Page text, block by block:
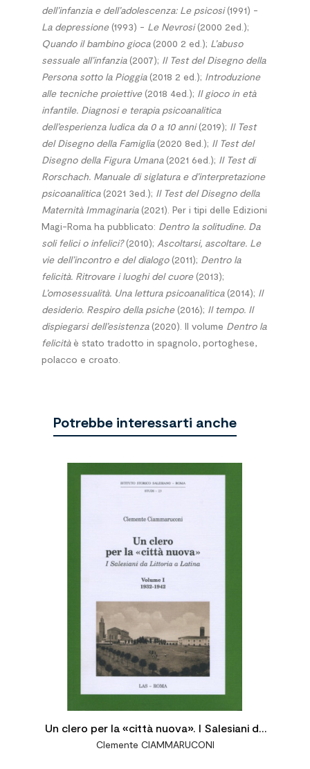
dell’infanzia e dell’adolescenza: Le psicosi(1991) -
La depressione(1993) - Le Nevrosi(2000 2ed.);
Quando il bambino gioca(2000 2 ed.); L’abuso
sessuale all’infanzia(2007); Il Test del Disegno della
Persona sotto la Pioggia(2018 2 ed.); Introduzione
alle tecniche proiettive(2018 4ed.); Il gioco in età
infantile. Diagnosi e terapia psicoanalitica
dell’esperienza ludica da 0 a 10 anni(2019); Il Test
del Disegno della Famiglia(2020 8ed.); Il Test del
Disegno della Figura Umana(2021 6ed.); Il Test di
Rorschach. Manuale di siglatura e d’interpretazione
psicoanalitica(2021 3ed.); Il Test del Disegno della
Maternità Immaginaria(2021). Per i tipi delle Edizioni
Magi-Roma ha pubblicato: Dentro la solitudine. Da
soli felici o infelici?(2010); Ascoltarsi, ascoltare. Le
vie dell’incontro e del dialogo(2011); Dentro la
felicità. Ritrovare i luoghi del cuore(2013);
L’omosessualità. Una lettura psicoanalitica(2014); Il
desiderio. Respiro della psiche(2016); Il tempo. Il
dispiegarsi dell’esistenza(2020). Il volume Dentro la
felicitàè stato tradotto in spagnolo, portoghese,
polacco e croato.
Potrebbe interessarti anche
Un clero per la «città nuova». I Salesiani da
Littoria a Latina Vol. I: 1932-1942
Clemente CIAMMARUCONI